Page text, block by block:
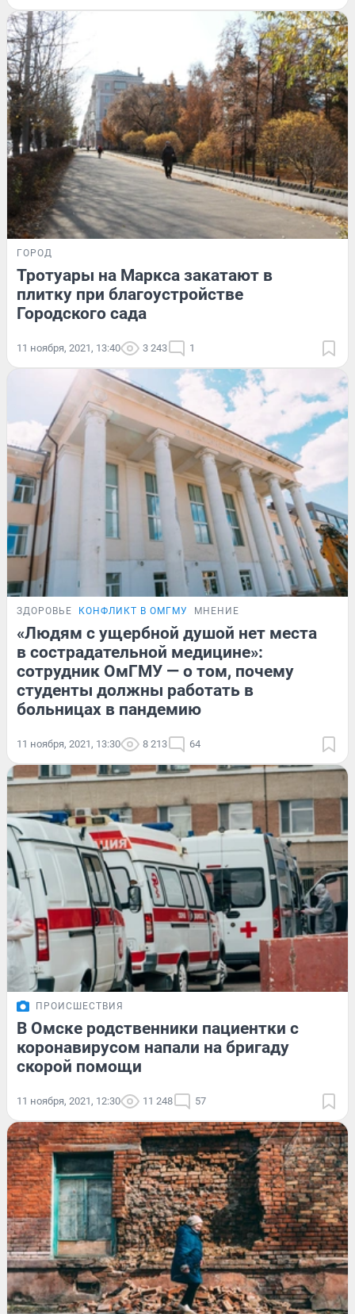
ГОРОД
Тротуары на Маркса закатают в
плитку при благоустройстве
Городского сада
11 ноября, 2021, 13:40 3 243 1
ЗДОРОВЬЕ КОНФЛИКТ В ОМГМУ МНЕНИЕ
«Людям с ущербной душой нет места
в сострадательной медицине»:
сотрудник ОмГМУ — о том, почему
студенты должны работать в
больницах в пандемию
11 ноября, 2021, 13:30 8 213 64
ПРОИСШЕСТВИЯ
В Омске родственники пациентки с
коронавирусом напали на бригаду
скорой помощи
11 ноября, 2021, 12:30 11 248 57